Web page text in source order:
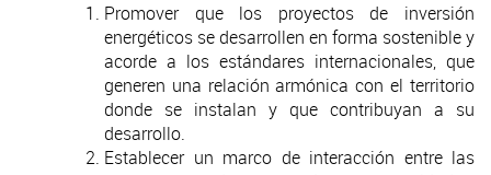
Promover que los proyectos de inversión
energéticos se desarrollen en forma sostenible y
acorde a los estándares internacionales, que
generen una relación armónica con el territorio
donde se instalan y que contribuyan a su
desarrollo.
Establecer un marco de interacción entre las